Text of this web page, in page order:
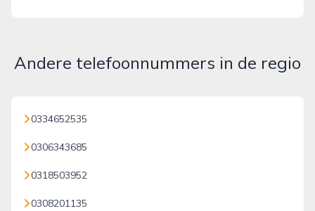
Andere telefoonnummers in de regio
0334652535
0306343685
0318503952
0308201135